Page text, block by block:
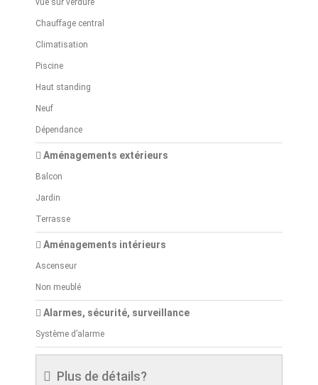
vue sur verdure
Chauffage central
Climatisation
Piscine
Haut standing
Neuf
Dépendance
Aménagements extérieurs
Balcon
Jardin
Terrasse
Aménagements intérieurs
Ascenseur
Non meublé
Alarmes, sécurité, surveillance
Système d’alarme
Plus de détails?